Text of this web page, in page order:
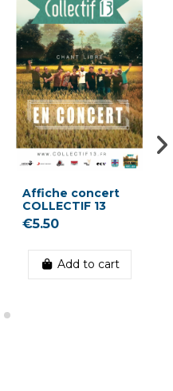
Affiche concert
COLLECTIF 13
€5.50
Add to cart